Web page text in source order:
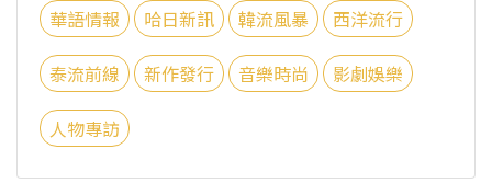
華語情報 哈日新訊 韓流風暴 西洋流行
泰流前線 新作發行 音樂時尚 影劇娛樂
人物專訪